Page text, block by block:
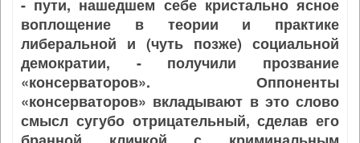
- пути, нашедшем себе кристально ясное
воплощение в теории и практике
либеральной и (чуть позже) социальной
демократии, - получили прозвание
«консерваторов». Оппоненты
«консерваторов» вкладывают в это слово
смысл сугубо отрицательный, сделав его